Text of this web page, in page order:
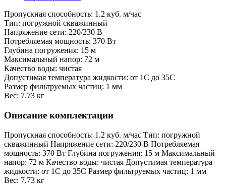
Пропускная способность: 1.2 куб. м/час
Тип: погружной скважинный
Напряжение сети: 220/230 В
Потребляемая мощность: 370 Вт
Глубина погружения: 15 м
Максимальный напор: 72 м
Качество воды: чистая
Допустимая температура жидкости: от 1C до 35C
Размер фильтруемых частиц: 1 мм
Вес: 7.73 кг
Описание комплектации
Пропускная способность: 1.2 куб. м/час Тип: погружной
скважинный Напряжение сети: 220/230 В Потребляемая
мощность: 370 Вт Глубина погружения: 15 м Максимальный
напор: 72 м Качество воды: чистая Допустимая температура
жидкости: от 1C до 35C Размер фильтруемых частиц: 1 мм
Вес: 7.73 кг